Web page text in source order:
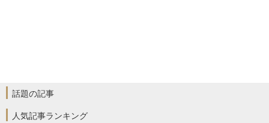
話題の記事
人気記事ランキング